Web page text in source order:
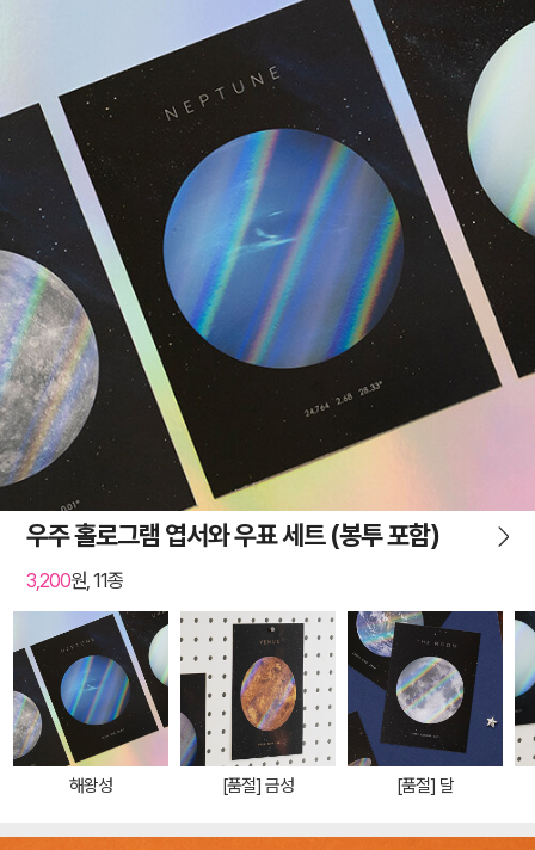
우주 홀로그램 엽서와 우표 세트 (봉투 포함)
3,200원, 11종
해왕성 [품절] 금성 [품절] 달